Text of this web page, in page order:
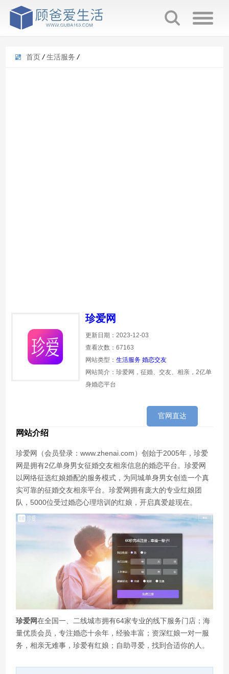
首页 / 生活服务 /
珍爱网
更新日期：2023-12-03
查看次数：67163
网站类型：生活服务 婚恋交友
网站简介：珍爱网，征婚、交友、相亲，2亿单
身婚恋平台
官网直达
网站介绍
珍爱网（会员登录：www.zhenai.com）创始于2005年，珍爱
网是拥有2亿单身男女征婚交友相亲信息的婚恋平台。珍爱网
以网络征选红娘婚配的服务模式，为同城单身男女创造一个真
实可靠的征婚交友相亲平台。珍爱网拥有庞大的专业红娘团
队，5000位受过婚恋心理培训的红娘，开启真爱趁现在。
珍爱网在全国一、二线城市拥有64家专业的线下服务门店；海
量优质会员，专注婚恋十余年，经验丰富；资深红娘一对一服
务，相亲无难事，珍爱有红娘；自助寻爱，找到合适你的人。